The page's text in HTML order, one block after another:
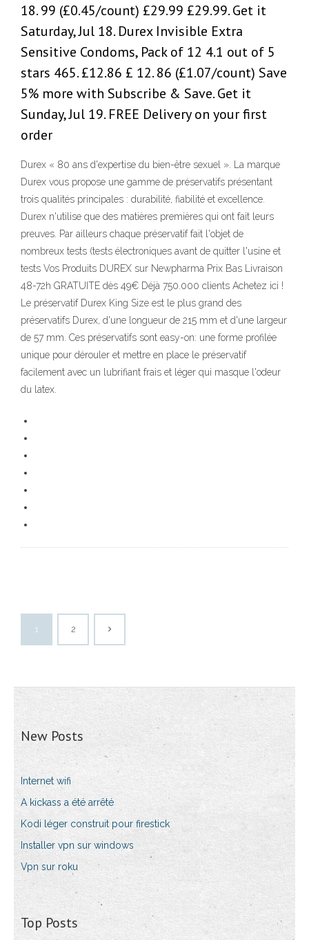
18. 99 (£0.45/count) £29.99 £29.99. Get it
Saturday, Jul 18. Durex Invisible Extra
Sensitive Condoms, Pack of 12 4.1 out of 5
stars 465. £12.86 £ 12. 86 (£1.07/count) Save
5% more with Subscribe & Save. Get it
Sunday, Jul 19. FREE Delivery on your first
order
Durex « 80 ans d'expertise du bien-être sexuel ». La marque
Durex vous propose une gamme de préservatifs présentant
trois qualités principales : durabilité, fiabilité et excellence.
Durex n'utilise que des matières premières qui ont fait leurs
preuves. Par ailleurs chaque préservatif fait l'objet de
nombreux tests (tests électroniques avant de quitter l'usine et
tests Vos Produits DUREX sur Newpharma Prix Bas Livraison
48-72h GRATUITE dès 49€ Déjà 750.000 clients Achetez ici !
Le préservatif Durex King Size est le plus grand des
préservatifs Durex, d'une longueur de 215 mm et d'une largeur
de 57 mm. Ces préservatifs sont easy-on: une forme profilée
unique pour dérouler et mettre en place le préservatif
facilement avec un lubrifiant frais et léger qui masque l'odeur
du latex.
1 2
New Posts
Internet wifi
A kickass a été arrêté
Kodi léger construit pour firestick
Installer vpn sur windows
Vpn sur roku
Top Posts